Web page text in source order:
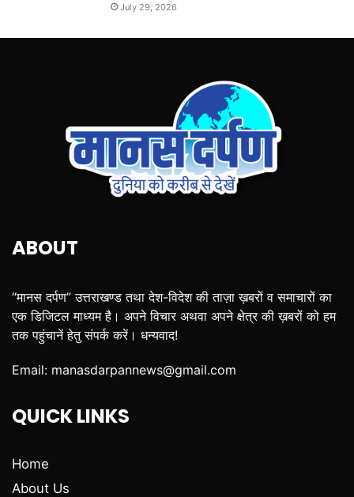
July 29, 2026
ABOUT
“मानस दर्पण” उत्तराखण्ड तथा देश-विदेश की ताज़ा ख़बरों व समाचारों का
एक डिजिटल माध्यम है। अपने विचार अथवा अपने क्षेत्र की ख़बरों को हम
तक पहुंचानें हेतु संपर्क करें। धन्यवाद!
Email: manasdarpannews@gmail.com
QUICK LINKS
Home
About Us